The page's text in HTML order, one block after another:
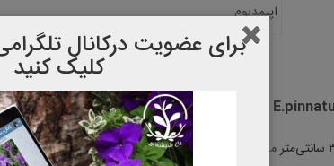
اپیمدیوم
:بومی شمال ایران، همیشه‌سبز، گل‌ها به رنگ زرد
برای عضویت دركانال
کلیک کنید